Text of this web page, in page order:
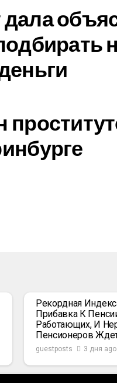
Рекордная
Прибавка К
Работающих, И
Пенсионеров
guestposts 3 дня ago